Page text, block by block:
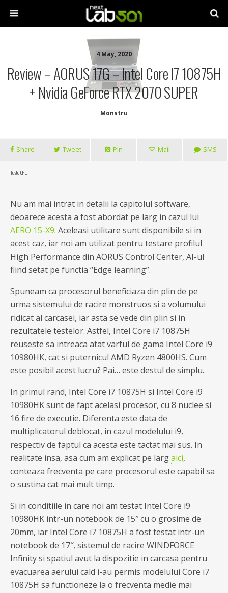
4 May, 2020
Review – AORUS 17G – Intel Core I7 10875H
+ Nvidia GeForce RTX 2070 SUPER
Monstru
Share Tweet Pin Mail SMS
Teste CPU
Nu am mai intrat in detalii la capitolul software,
deoarece acesta a fost abordat pe larg in cazul lui
AERO 15-X9. Aceleasi utilitare sunt disponibile si in
acest caz, iar noi am utilizat pentru testare profilul
High Performance din AORUS Control Center, AI-ul
fiind setat pe functia “Edge learning”.
Spuneam ca procesorul beneficiaza din plin de pe
urma sistemului de racire monstruos si a volumului
ridicat al carcasei, iar asta se vede din plin si in
rezultatele testelor. Astfel, Intel Core i7 10875H
reuseste sa intreaca atat varful de gama Intel Core i9
10980HK, cat si puternicul AMD Ryzen 4800HS. Cum
este posibil acest lucru? Pai… este destul de simplu.
In primul rand, Intel Core i7 10875H si Intel Core i9
10980HK sunt de fapt acelasi procesor, cu 8 nuclee si
16 fire de executie. Diferenta este data de
multiplicatorul deblocat, in cazul modelului i9,
respectiv de faptul ca acesta este tactat mai sus. In
realitate insa, asa cum am explicat pe largaici,
conteaza frecventa pe care procesorul este capabil sa
o sustina cat mai mult timp.
Si in conditiile in care noi am testat Intel Core i9
10980HK intr-un notebook de 15″ cu o grosime de
20mm, iar Intel Core i7 10875H a fost testat intr-un
notebook de 17″, sistemul de racire WINDFORCE
Infinity si spatiul avut la dispozitie in carcasa pentru
evacuarea aerului cald i-au permis modelului Core i7
10875H sa functioneze la o frecventa medie mai